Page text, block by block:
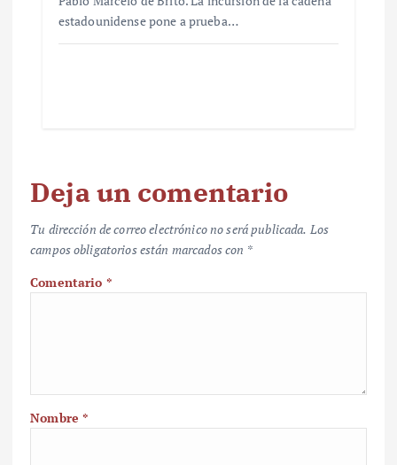
estadounidense pone a prueba…
Deja un comentario
Tu dirección de correo electrónico no será publicada. Los
campos obligatorios están marcados con *
Comentario *
Nombre*